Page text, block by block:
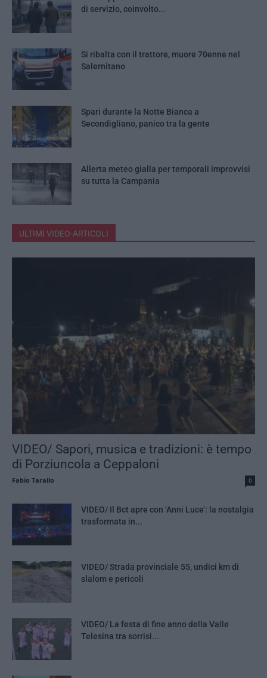
di servizio, coinvolto...
Si ribalta con il trattore, muore 70enne nel
Salernitano
Spari durante la Notte Bianca a
Secondigliano, panico tra la gente
Allerta meteo gialla per temporali improvvisi
su tutta la Campania
ULTIMI VIDEO-ARTICOLI
VIDEO/ Sapori, musica e tradizioni: è tempo
di Porziuncola a Ceppaloni
Fabio Tarallo 0
VIDEO/ Il Bct apre con ‘Anni Luce’: la nostalgia
trasformata in...
VIDEO/ Strada provinciale 55, undici km di
slalom e pericoli
VIDEO/ La festa di fine anno della Valle
Telesina tra sorrisi...